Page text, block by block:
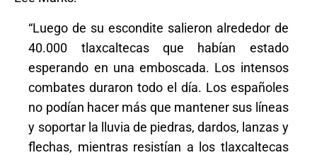
“Luego de su escondite salieron alrededor de
40.000 tlaxcaltecas que habían estado
esperando en una emboscada. Los intensos
combates duraron todo el día. Los españoles
no podían hacer más que mantener sus líneas
y soportar la lluvia de piedras, dardos, lanzas y
flechas, mientras resistían a los tlaxcaltecas